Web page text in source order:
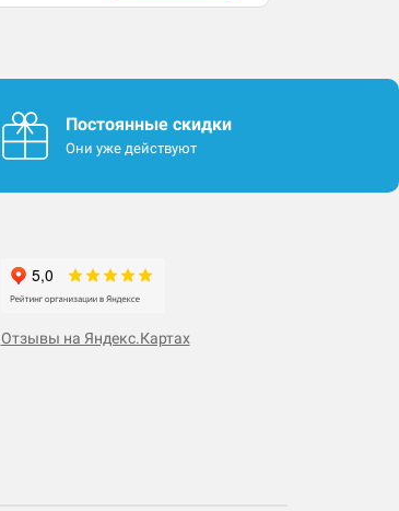
Постоянные скидки
Они уже действуют
Отзывы на Яндекс.Картах